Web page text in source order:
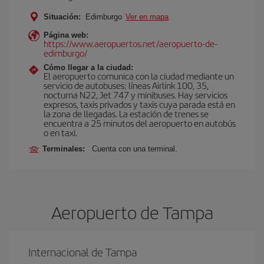
Situación: Edimburgo Ver en mapa
Página web:
https://www.aeropuertos.net/aeropuerto-de-
edimburgo/
Cómo llegar a la ciudad:
El aeropuerto comunica con la ciudad mediante un
servicio de autobuses: líneas Airlink 100, 35,
nocturna N22, Jet 747 y minibuses. Hay servicios
expresos, taxis privados y taxis cuya parada está en
la zona de llegadas. La estación de trenes se
encuentra a 25 minutos del aeropuerto en autobús
o en taxi.
Terminales: Cuenta con una terminal.
Aeropuerto de Tampa
Internacional de Tampa